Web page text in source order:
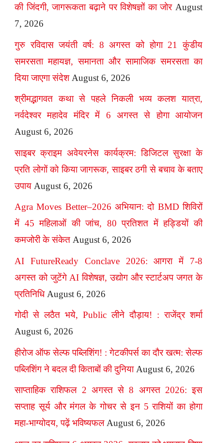
की जिंदगी, जागरूकता बढ़ाने पर विशेषज्ञों का जोर August
7, 2026
गुरु रविदास जयंती वर्ष: 8 अगस्त को होगा 21 कुंडीय
समरसता महायज्ञ, समानता और सामाजिक समरसता का
दिया जाएगा संदेश August 6, 2026
श्रीमद्भागवत कथा से पहले निकली भव्य कलश यात्रा,
नर्वदेश्वर महादेव मंदिर में 6 अगस्त से होगा आयोजन
August 6, 2026
साइबर क्राइम अवेयरनेस कार्यक्रम: डिजिटल सुरक्षा के
प्रति लोगों को किया जागरूक, साइबर ठगी से बचाव के बताए
उपाय August 6, 2026
Agra Moves Better–2026 अभियान: दो BMD शिविरों
में 45 महिलाओं की जांच, 80 प्रतिशत में हड्डियों की
कमजोरी के संकेत August 6, 2026
AI FutureReady Conclave 2026: आगरा में 7-8
अगस्त को जुटेंगे AI विशेषज्ञ, उद्योग और स्टार्टअप जगत के
प्रतिनिधि August 6, 2026
गोदी से लठैत भये, Public लीने दौड़ाय! : राजेंद्र शर्मा
August 6, 2026
हीरोज ऑफ सेल्फ पब्लिशिंग! : गेटकीपर्स का दौर खत्म: सेल्फ
पब्लिशिंग ने बदल दी किताबों की दुनिया August 6, 2026
साप्ताहिक राशिफल 2 अगस्त से 8 अगस्त 2026: इस
सप्ताह सूर्य और मंगल के गोचर से इन 5 राशियों का होगा
महा-भाग्योदय, पढ़ें भविष्यफल August 6, 2026